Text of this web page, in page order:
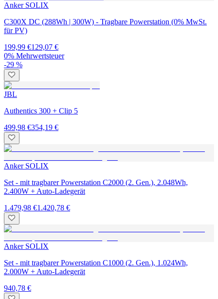
Anker SOLIX
C300X DC (288Wh | 300W) - Tragbare Powerstation (0% MwSt.
für PV)
199,99 €129,07 €
0% Mehrwertsteuer
-29 %
JBL
Authentics 300 + Clip 5
499,98 €354,19 €
Anker SOLIX
Set - mit tragbarer Powerstation C2000 (2. Gen.), 2.048Wh,
2.400W + Auto-Ladegerät
1.479,98 €1.420,78 €
Anker SOLIX
Set - mit tragbarer Powerstation C1000 (2. Gen.), 1.024Wh,
2.000W + Auto-Ladegerät
940,78 €